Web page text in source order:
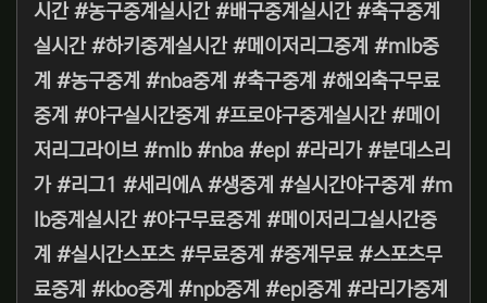
시간 #농구중계실시간 #배구중계실시간 #축구중계
실시간 #하키중계실시간 #메이저리그중계 #mlb중
계 #농구중계 #nba중계 #축구중계 #해외축구무료
중계 #야구실시간중계 #프로야구중계실시간 #메이
저리그라이브 #mlb #nba #epl #라리가 #분데스리
가 #리그1 #세리에A #생중계 #실시간야구중계 #m
lb중계실시간 #야구무료중계 #메이저리그실시간중
계 #실시간스포츠 #무료중계 #중계무료 #스포츠무
료중계 #kbo중계 #npb중계 #epl중계 #라리가중계